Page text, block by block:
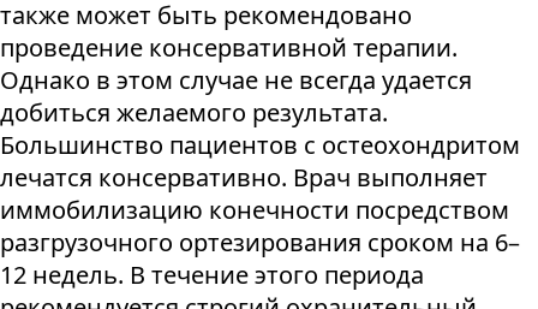
также может быть рекомендовано
проведение консервативной терапии.
Однако в этом случае не всегда удается
добиться желаемого результата.
Большинство пациентов с остеохондритом
лечатся консервативно. Врач выполняет
иммобилизацию конечности посредством
разгрузочного ортезирования сроком на 6–
12 недель. В течение этого периода